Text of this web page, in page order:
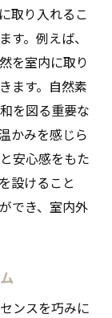
取り入れるこ
す。例えば、
を室内に取り
ます。自然素
を図る重要な
かみを感じら
安心感をもた
設けること
でき、室内外
ンスを巧みに